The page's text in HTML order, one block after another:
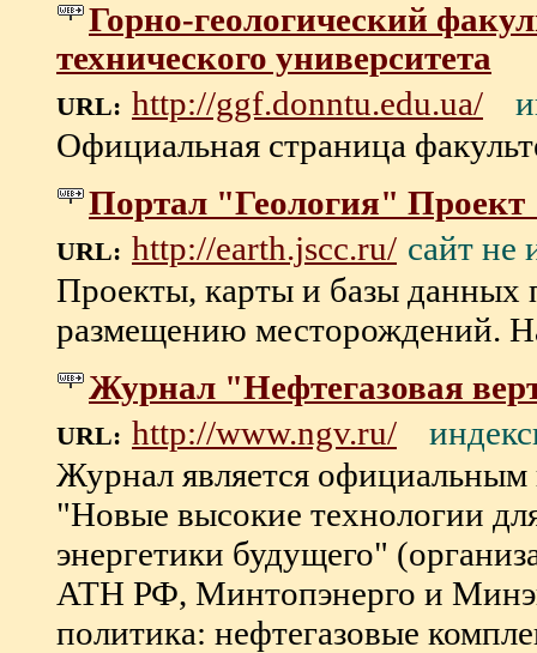
Горно-геологический
технического университета
URL: http://ggf.donntu.edu.ua/
Официальная страница
Портал "Геология"
URL: http://earth.jscc.ru/ сайт не
Проекты, карты и базы данных
размещению месторождений.
Журнал "Нефтегазовая
URL: http://www.ngv.ru/
Журнал является
"Новые высокие технологии
энергетики будущего"
АТН РФ, Минтопэнерго и
политика: нефтегазовые